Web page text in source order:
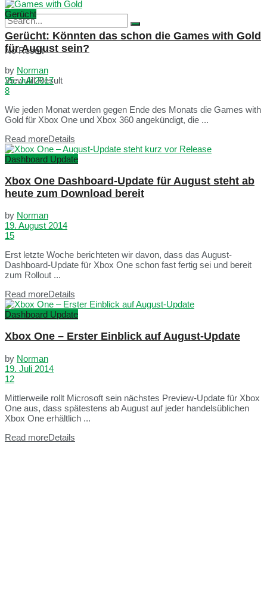
No Result
View All Result
Gerücht
Gerücht: Könnten das schon die Games with Gold
für August sein?
by Norman
25. Juli 2017
8
Wie jeden Monat werden gegen Ende des Monats die Games with
Gold für Xbox One und Xbox 360 angekündigt, die ...
Read moreDetails
Dashboard Update
Xbox One Dashboard-Update für August steht ab
heute zum Download bereit
by Norman
19. August 2014
15
Erst letzte Woche berichteten wir davon, dass das August-
Dashboard-Update für Xbox One schon fast fertig sei und bereit
zum Rollout ...
Read moreDetails
Dashboard Update
Xbox One – Erster Einblick auf August-Update
by Norman
19. Juli 2014
12
Mittlerweile rollt Microsoft sein nächstes Preview-Update für Xbox
One aus, dass spätestens ab August auf jeder handelsüblichen
Xbox One erhältlich ...
Read moreDetails